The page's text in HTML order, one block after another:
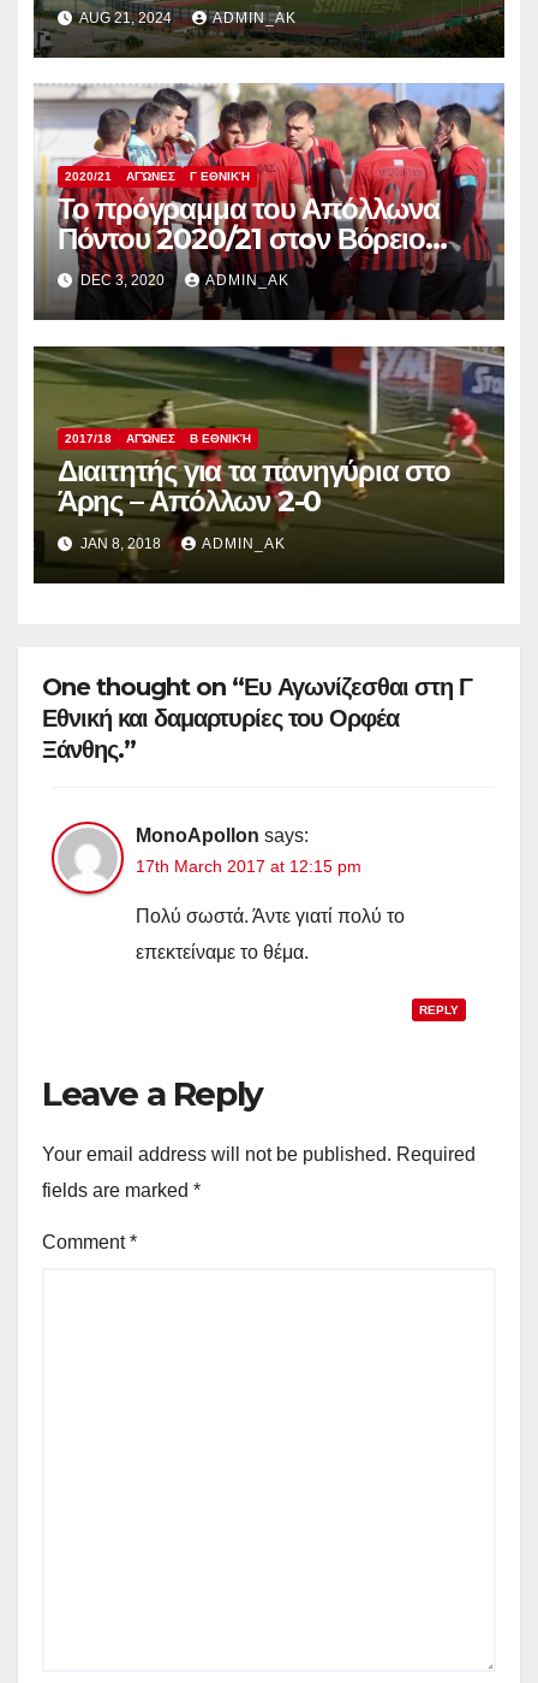
AUG 21, 2024 ADMIN_AK
2020/21 ΑΓΏΝΕΣ Γ ΕΘΝΙΚΉ
Το πρόγραμμα του Απόλλωνα
Πόντου 2020/21 στoν Βόρειο
Όμιλο της Γ Εθνικής (Football
League 1)
DEC 3, 2020 ADMIN_AK
2017/18 ΑΓΏΝΕΣ Β ΕΘΝΙΚΉ
Διαιτητής για τα πανηγύρια στο
Άρης – Απόλλων 2-0
JAN 8, 2018 ADMIN_AK
One thought on “Ευ Αγωνίζεσθαι στη Γ
Εθνική και δαμαρτυρίες του Ορφέα
Ξάνθης.”
MonoApollon says:
17th March 2017 at 12:15 pm
Πολύ σωστά. Άντε γιατί πολύ το
επεκτείναμε το θέμα.
REPLY
Leave a Reply
Your email address will not be published. Required
fields are marked *
Comment*